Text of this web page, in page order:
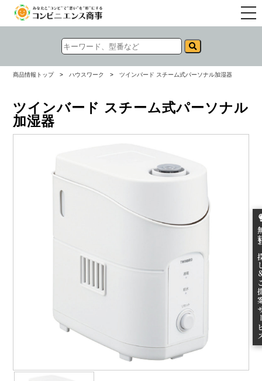
無
ご
商品情報トップ > ハウスワーク > ツインバード スチーム式パーソナル加湿器
ツインバード スチーム式パーソナル
加湿器